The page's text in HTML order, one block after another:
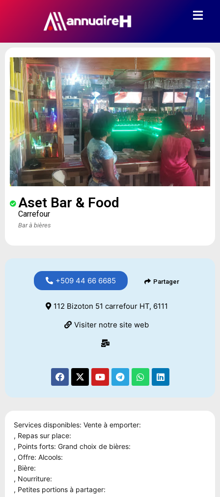
Aset Bar & Food
Carrefour
Bar à bières
+509 44 66 6685 Partager
112 Bizoton 51 carrefour HT, 6111
Visiter notre site web
Services disponibles: Vente à emporter:
, Repas sur place:
, Points forts: Grand choix de bières:
, Offre: Alcools:
, Bière:
, Nourriture:
, Petites portions à partager: